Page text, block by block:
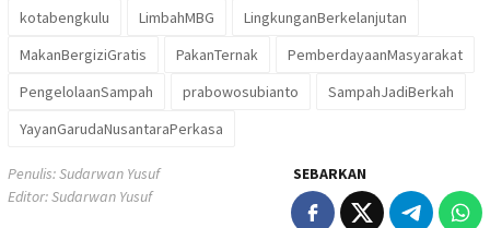
kotabengkulu
LimbahMBG
LingkunganBerkelanjutan
MakanBergiziGratis
PakanTernak
PemberdayaanMasyarakat
PengelolaanSampah
prabowosubianto
SampahJadiBerkah
YayanGarudaNusantaraPerkasa
Penulis: Sudarwan Yusuf
Editor: Sudarwan Yusuf
SEBARKAN